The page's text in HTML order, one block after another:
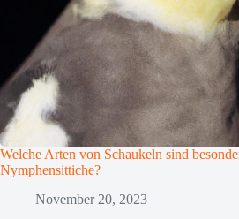
Welche Arten von Schaukeln sind
Nymphensittiche?
November 20, 2023